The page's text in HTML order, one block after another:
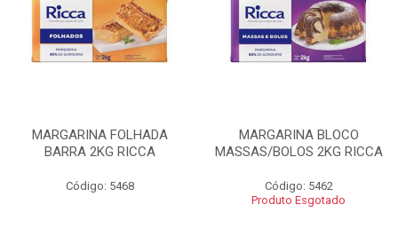
MARGARINA FOLHADA
BARRA 2KG RICCA
Código: 5468
MARGARINA BLOCO
MASSAS/BOLOS 2KG RICCA
Código: 5462
Produto Esgotado